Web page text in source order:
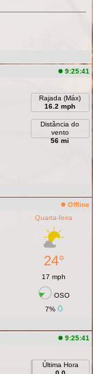
9:25:41
Rajada (Máx)
16.2 mph
Distância do
vento
56 mi
Offline
Quarta-feira
24°
17 mph
OSO
7%
9:25:41
Última Hora